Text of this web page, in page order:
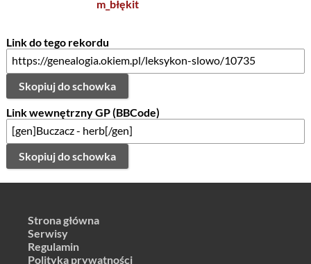
m_błękit
Link do tego rekordu
Skopiuj do schowka
Link wewnętrzny GP (BBCode)
Skopiuj do schowka
Strona główna
Serwisy
Regulamin
Polityka prywatności